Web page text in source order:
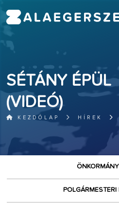
SÉTÁNY ÉPÜL
(VIDEÓ)
KEZDŐLAP HÍREK
POLGÁRMESTERI